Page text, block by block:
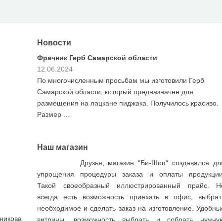
Новости
Акция ко Дню ПОБЕДЫ!
30.03.2023
Как обычно весь апрель Вы сможете купить флаги с
достаточными скидками! Впервые мы комплектуем
наборы флагов по фантастически дешовым ценам!
Заходите …
Наш магазин
Друзья, магазин "Би-Шоп" создавался
упрощения процедуры заказа и оплаты продукции.
Такой своеобразный иллюстрированный прайс.
всегда есть возможность приехать в офис,
необходимое и сделать заказ на изготовление.
витрины, возможность выбрать и собрать